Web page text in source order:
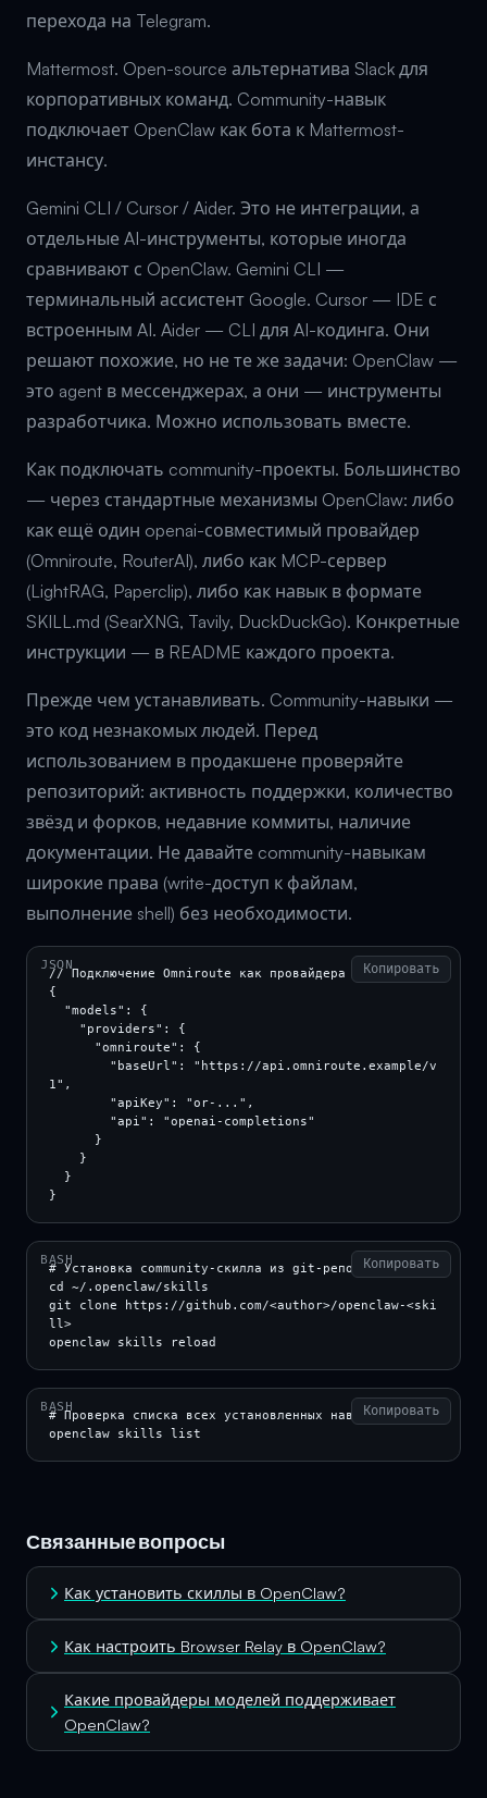
перехода на Telegram.
Mattermost. Open-source альтернатива Slack для
корпоративных команд. Community-навык
подключает OpenClaw как бота к Mattermost-
инстансу.
Gemini CLI / Cursor / Aider. Это не интеграции, а
отдельные AI-инструменты, которые иногда
сравнивают с OpenClaw. Gemini CLI —
терминальный ассистент Google. Cursor — IDE с
встроенным AI. Aider — CLI для AI-кодинга. Они
решают похожие, но не те же задачи: OpenClaw —
это agent в мессенджерах, а они — инструменты
разработчика. Можно использовать вместе.
Как подключать community-проекты. Большинство
— через стандартные механизмы OpenClaw: либо
как ещё один openai-совместимый провайдер
(Omniroute, RouterAI), либо как MCP-сервер
(LightRAG, Paperclip), либо как навык в формате
SKILL.md (SearXNG, Tavily, DuckDuckGo). Конкретные
инструкции — в README каждого проекта.
Прежде чем устанавливать. Community-навыки —
это код незнакомых людей. Перед
использованием в продакшене проверяйте
репозиторий: активность поддержки, количество
звёзд и форков, недавние коммиты, наличие
документации. Не давайте community-навыкам
широкие права (write-доступ к файлам,
выполнение shell) без необходимости.
JSON Копировать
// Подключение Omniroute как провайдера
{
1",
}
BASH Копировать
# Установка community-скилла из git-репозитория
cd ~/.openclaw/skills
git clone https://github.com/<author>/openclaw-<ski
ll>
openclaw skills reload
BASH Копировать
# Проверка списка всех установленных навыков
openclaw skills list
Связанные вопросы
Как установить скиллы в OpenClaw?
Как настроить Browser Relay в OpenClaw?
Какие провайдеры моделей поддерживает
OpenClaw?